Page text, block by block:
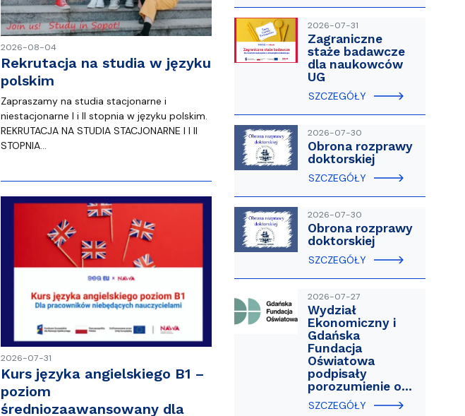
2026-08-04
Rekrutacja na studia w języku
polskim
Zapraszamy na studia stacjonarne i
niestacjonarne I i II stopnia w języku polskim.
REKRUTACJA NA STUDIA STACJONARNE I I II
STOPNIA…
2026-07-31
Kurs języka angielskiego B1 –
poziom
średniozaawansowany dla
2026-07-31
Zagraniczne
staże badawcze
dla naukowców
UG
SZCZEGÓŁY
2026-07-30
Obrona rozprawy
doktorskiej
SZCZEGÓŁY
2026-07-30
Obrona rozprawy
doktorskiej
SZCZEGÓŁY
2026-07-27
Wydział
Ekonomiczny i
Gdańska
Fundacja
Oświatowa
podpisały
porozumienie o…
SZCZEGÓŁY